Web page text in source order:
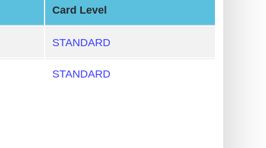
Card Level
STANDARD
STANDARD